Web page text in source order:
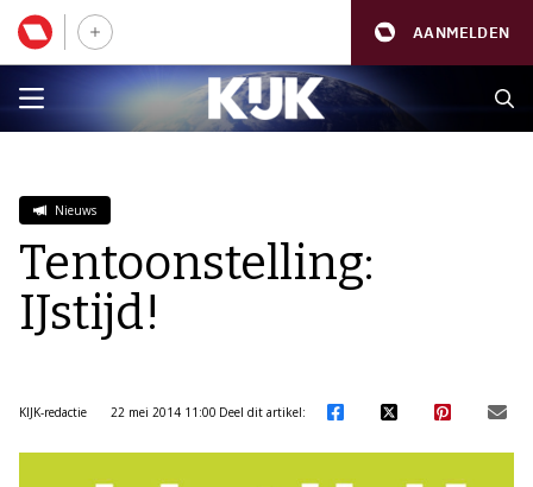
AANMELDEN
Nieuws
Tentoonstelling:
IJstijd!
KIJK-redactie 22 mei 2014 11:00 Deel dit artikel: